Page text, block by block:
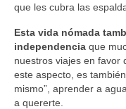
que les cubra las
Esta vida nómada
independencia que
nuestros viajes en favor
este aspecto, es
mismo”, aprender a
a quererte.